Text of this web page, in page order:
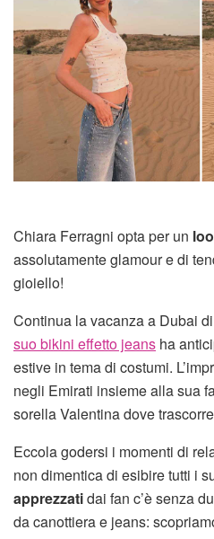
Chiara Ferragni opta per un
assolutamente glamour e di
gioiello!
Continua la vacanza a Dubai di
suo bikini effetto jeans ha
estive in tema di costumi.
negli Emirati insieme alla sua
sorella Valentina dove
Eccola godersi i momenti di
non dimentica di esibire tutti i
apprezzatidai fan c’è senza
da canottiera e jeans: